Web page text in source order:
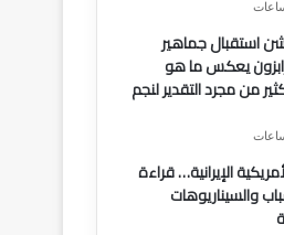
استقبال جماهير
يعكس ما هو
من مجرد التقدير لنجم
الإيرانية… قراءة
والسيناريوهات